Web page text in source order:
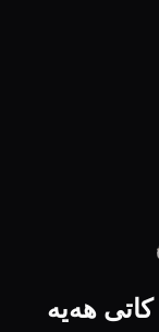
هەیە